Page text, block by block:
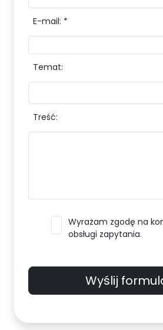
E-mail: *
Temat:
Treść:
Wyrażam zgodę na
obsługi zapytania.
Wyślij